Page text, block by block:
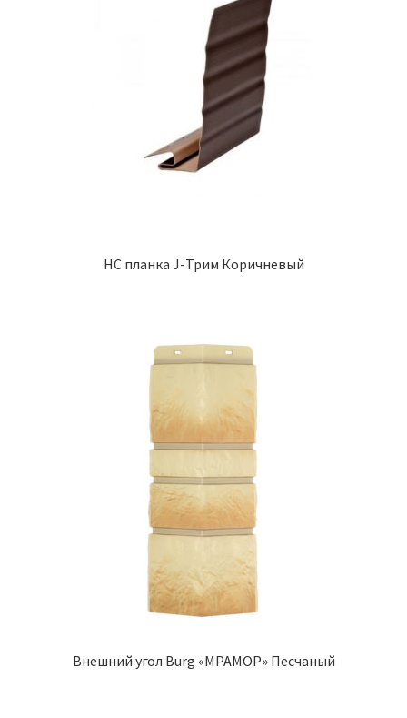
HC планка J-Трим Коричневый
Внешний угол Burg «МРАМОР» Песчаный